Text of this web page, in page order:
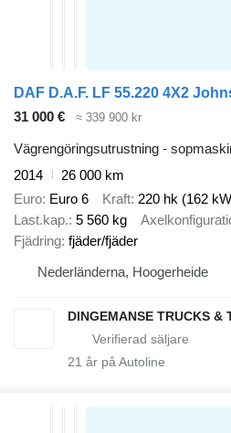
DAF D.A.F. LF 55.220 4X2
31 000 €
≈ 339 900 kr
Vägrengöringsutrustning -
2014
26 000 km
Euro Euro 6 Kraft 220 hk (162
Last.kap. 5 560 kg
Fjädring fjäder/fjäder
Nederländerna, Hoogerheide
DINGEMANSE TRUCKS &
21 år på Autoline